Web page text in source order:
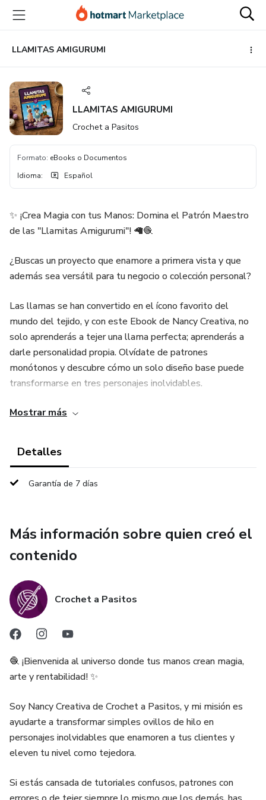
principal
página
de
página
LLAMITAS AMIGURUMI
LLAMITAS AMIGURUMI
Crochet a Pasitos
Formato: eBooks o Documentos
Idioma: Español
✨ ¡Crea Magia con tus Manos: Domina el Patrón Maestro
de las "Llamitas Amigurumi"! 🦙🧶
¿Buscas un proyecto que enamore a primera vista y que
además sea versátil para tu negocio o colección personal?
Las llamas se han convertido en el ícono favorito del
mundo del tejido, y con este Ebook de Nancy Creativa, no
solo aprenderás a tejer una llama perfecta; aprenderás a
darle personalidad propia. Olvídate de patrones
monótonos y descubre cómo un solo diseño base puede
transformarse en tres personajes inolvidables.
📦 ¿Qué incluye esta Colección Digital?
completo:
El Patrón Maestro del Cuerpo: Una estructura técnica
Outfit "Aventura Andina": El look clásico y colorido que
rinde homenaje a sus raíces.
Outfit "Intelectual & Chic": Un toque moderno con bufanda
y accesorios que derretirá corazones.
Outfit "Invierno Coqueto": Detalles cálidos y texturas que
elevan el nivel de tu tejido.
🔥 ¿Por qué este Ebook es para ti?
Versatilidad 3-en-1: Con un solo patrón de cuerpo, puedes
ofrecer tres productos diferentes a tus clientes. ¡Triple
oportunidad de venta!
Instrucciones de Alta Precisión: Explicado paso a paso por
Nancy Creativa, garantizando que tu llamita quede idéntica
Mostrar más
Detalles
Garantía de 7 días
Más información sobre quien creó el
contenido
Crochet a Pasitos
🧶 ¡Bienvenida al universo donde tus manos crean magia,
arte y rentabilidad! ✨
Soy Nancy Creativa de Crochet a Pasitos, y mi misión es
ayudarte a transformar simples ovillos de hilo en
personajes inolvidables que enamoren a tus clientes y
eleven tu nivel como tejedora.
Si estás cansada de tutoriales confusos, patrones con